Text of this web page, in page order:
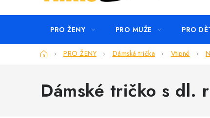
PRO ŽENY PRO MUŽE PRO
DomůPRO ŽENY Dámská trička Vtipné
Dámské tričko s dl.